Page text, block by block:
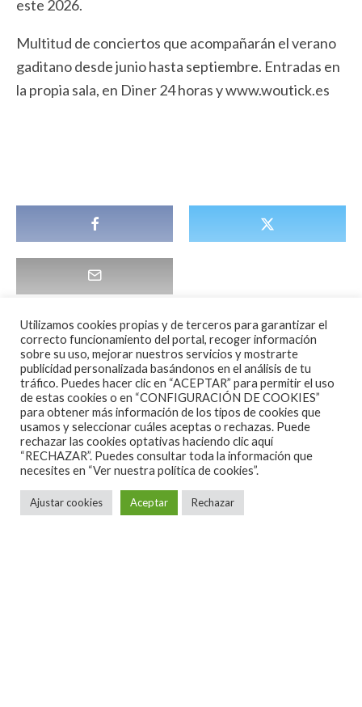
este 2026.
Multitud de conciertos que acompañarán el verano
gaditano desde junio hasta septiembre. Entradas en
la propia sala, en Diner 24 horas y www.woutick.es
Utilizamos cookies propias y de terceros para garantizar el
correcto funcionamiento del portal, recoger información
sobre su uso, mejorar nuestros servicios y mostrarte
publicidad personalizada basándonos en el análisis de tu
tráfico. Puedes hacer clic en “ACEPTAR” para permitir el uso
de estas cookies o en “CONFIGURACIÓN DE COOKIES”
para obtener más información de los tipos de cookies que
usamos y seleccionar cuáles aceptas o rechazas. Puede
rechazar las cookies optativas haciendo clic aquí
“RECHAZAR”. Puedes consultar toda la información que
necesites en “Ver nuestra política de cookies”.
Ajustar cookies Aceptar Rechazar